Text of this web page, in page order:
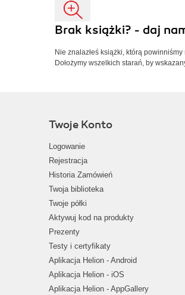
Brak książki? - daj
Nie znalazłeś książki, którą
Dołożymy wszelkich starań, by
Twoje Konto
Logowanie
Rejestracja
Historia Zamówień
Twoja biblioteka
Twoje półki
Aktywuj kod na produkty
Prezenty
Testy i certyfikaty
Aplikacja Helion - Android
Aplikacja Helion - iOS
Aplikacja Helion - AppGallery